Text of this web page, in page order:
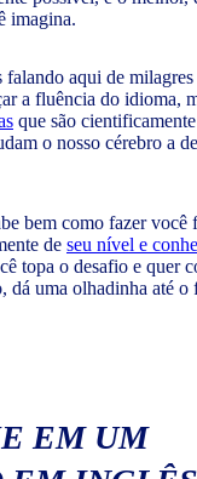
imagina.
falando aqui de milagres
a fluência do idioma,
que são cientificamente
o nosso cérebro a
bem como fazer você
de seu nível e
topa o desafio e quer
dá uma olhadinha até o
EM UM